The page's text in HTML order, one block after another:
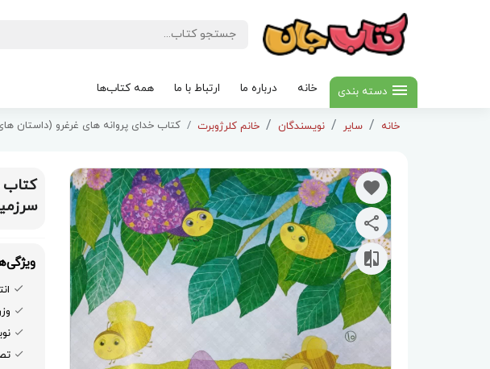
دسته بندی خانه درباره ما ارتباط با ما همه کتاب‌ها
خانه سایر نویسندگان خانم کلرژوبرت کتاب خدای پروانه های غرغرو (داستان
کتاب